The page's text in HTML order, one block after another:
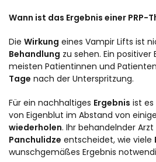
Wann ist das Ergebnis einer PRP-
Die Wirkung eines Vampir Lifts ist
Behandlung zu sehen. Ein
meisten Patientinnen und
Tage nach der Unterspritzung.
Für ein nachhaltiges Ergebnis ist
von Eigenblut im Abstand von
wiederholen. Ihr behandelnder Arzt
Panchulidze entscheidet, wie viele
wunschgemäßes Ergebnis